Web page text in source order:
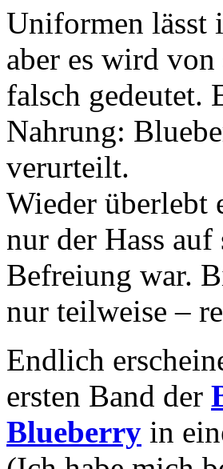
Uniformen lässt
aber es wird
falsch gedeutet.
Nahrung:
verurteilt.
Wieder überlebt
nur der Hass
Befreiung war.
nur teilweise –
Endlich
ersten Band der
Blueberry in